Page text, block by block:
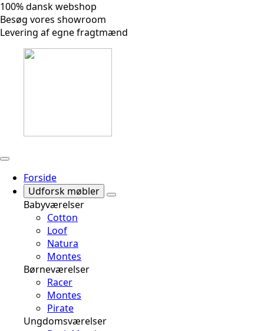
100% dansk webshop
Besøg vores showroom
Levering af egne fragtmænd
Forside
Udforsk møbler
Babyværelser
Cotton
Loof
Natura
Montes
Børneværelser
Racer
Montes
Pirate
Ungdomsværelser